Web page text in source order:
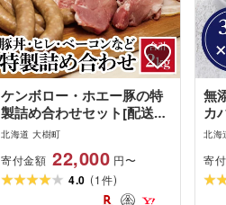
ケンボロー・ホエー豚の特
製詰め合わせセット[配送不
可地域:離島]
北海道 大樹町
寄付金額 22,000 円〜
4.0 (1件)
無
カ
リ
北海
寄